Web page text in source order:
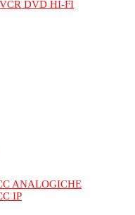
DVD HI-FI
ANALOGICHE
IP